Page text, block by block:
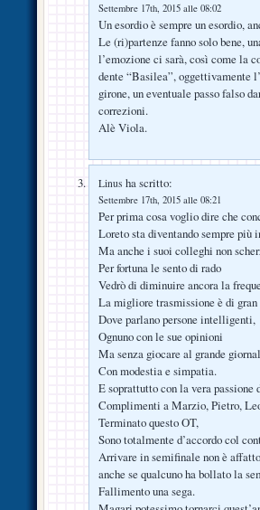
Settembre 17th, 2015 alle 08:02
Un esordio è sempre un esordio,
Le (ri)partenze fanno solo bene,
l’emozione ci sarà, così come la
dente “Basilea”, oggettivamente
girone, un eventuale passo falso
correzioni.
Alè Viola.
Linus ha scritto:
Settembre 17th, 2015 alle 08:21
Per prima cosa voglio dire che
Loreto sta diventando sempre più
Ma anche i suoi colleghi non
Per fortuna le sento di rado
Vedrò di diminuire ancora la
La migliore trasmissione è di
Dove parlano persone intelligenti,
Ognuno con le sue opinioni
Ma senza giocare al grande
Con modestia e simpatia.
E soprattutto con la vera
Complimenti a Marzio, Pietro,
Terminato questo OT,
Sono totalmente d’accordo col
Arrivare in semifinale non è
anche se qualcuno ha bollato la
Fallimento una sega.